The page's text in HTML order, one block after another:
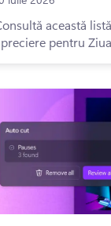
această
pentru